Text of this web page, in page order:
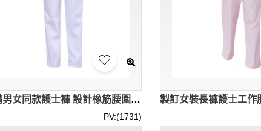
訂購男女同款護士褲 設計橡筋腰圍 淨色護士褲 SKU063
PV:(1731)